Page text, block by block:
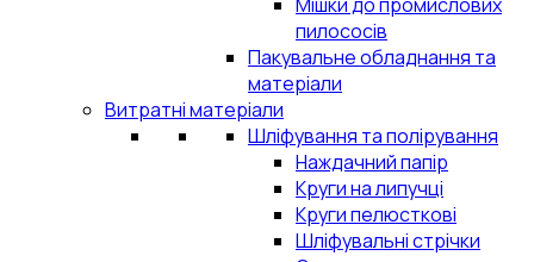
пилососів
Пакувальне обладнання та
матеріали
Витратні матеріали
Шліфування та полірування
Наждачний папір
Круги на липучці
Круги пелюсткові
Шліфувальні стрічки